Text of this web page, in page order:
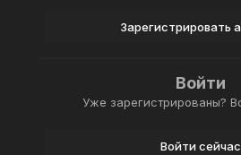
Зарегистрировать
Войти
Уже зарегистрированы?
Войти сейчас